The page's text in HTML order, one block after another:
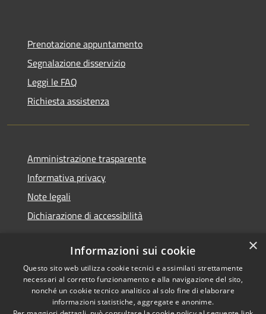
Prenotazione appuntamento
Segnalazione disservizio
Leggi le FAQ
Richiesta assistenza
Amministrazione trasparente
Informativa privacy
Note legali
Dichiarazione di accessibilità
RSS
Accessibilità
Copyright © 2026 • Comune di
Renate • Powered by
Municipium•Accesso
×
Informazioni sui cookie
Questo sito web utilizza cookie tecnici e assimilati strettamente
necessari al corretto funzionamento e alla navigazione del sito,
nonché un cookie tecnico analitico al solo fine di elaborare
informazioni statistiche, aggregate e anonime.